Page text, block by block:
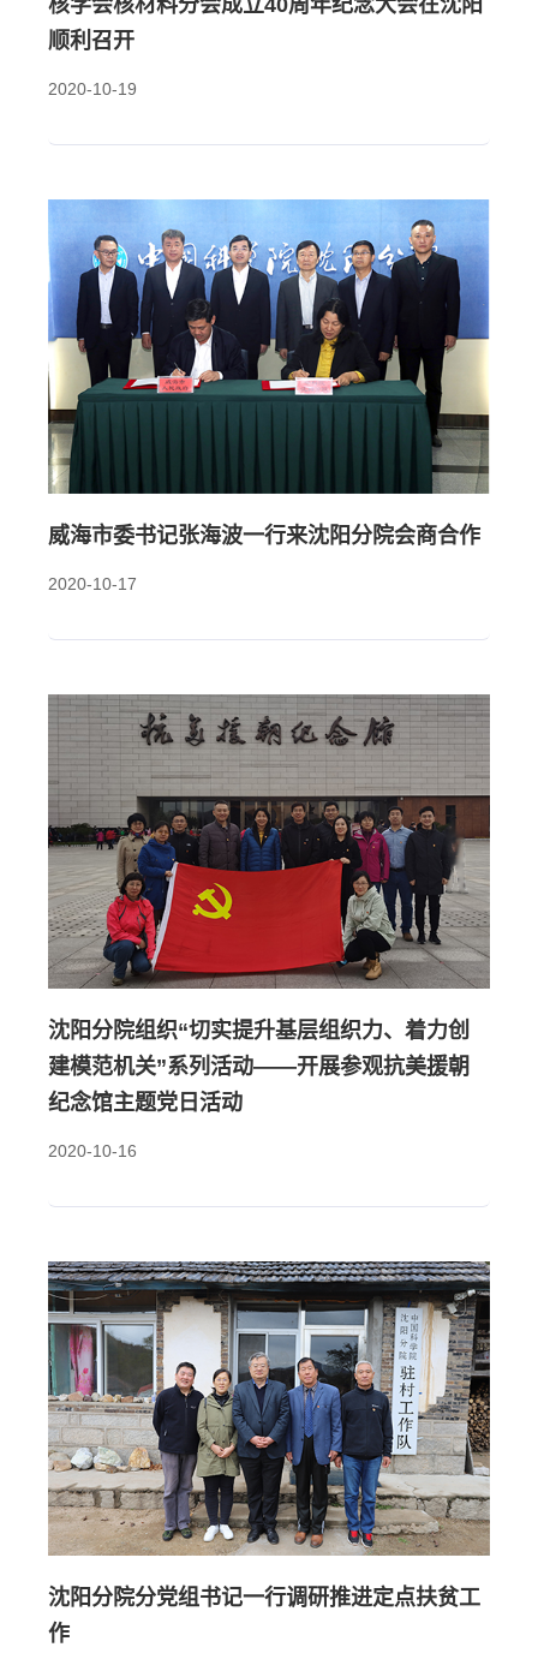
顺利召开
2020-10-19
威海市委书记张海波一行来沈阳分院会商合作
2020-10-17
沈阳分院组织“切实提升基层组织力、着力创
建模范机关”系列活动——开展参观抗美援朝
纪念馆主题党日活动
2020-10-16
沈阳分院分党组书记一行调研推进定点扶贫工
作